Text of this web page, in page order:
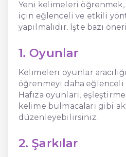
Yeni kelimeleri
için eğlenceli ve etkili
yapılmalıdır. İşte bazı
1. Oyunlar
Kelimeleri oyunlar
öğrenmeyi daha
Hafıza oyunları,
kelime bulmacaları gibi
düzenleyebilirsiniz.
2. Şarkılar